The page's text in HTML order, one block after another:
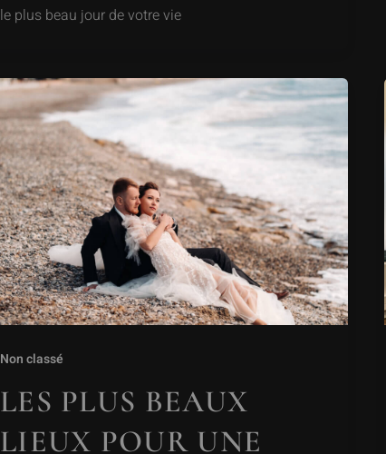
le plus beau jour de votre vie
Non classé
LES PLUS BEAUX
LIEUX POUR UNE